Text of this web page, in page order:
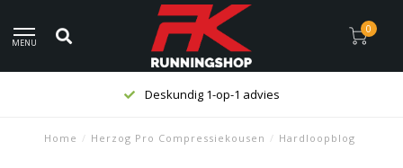
MENU
0
Deskundig 1-op-1 advies
Home / Herzog Pro Compressiekousen / Hardloopblog